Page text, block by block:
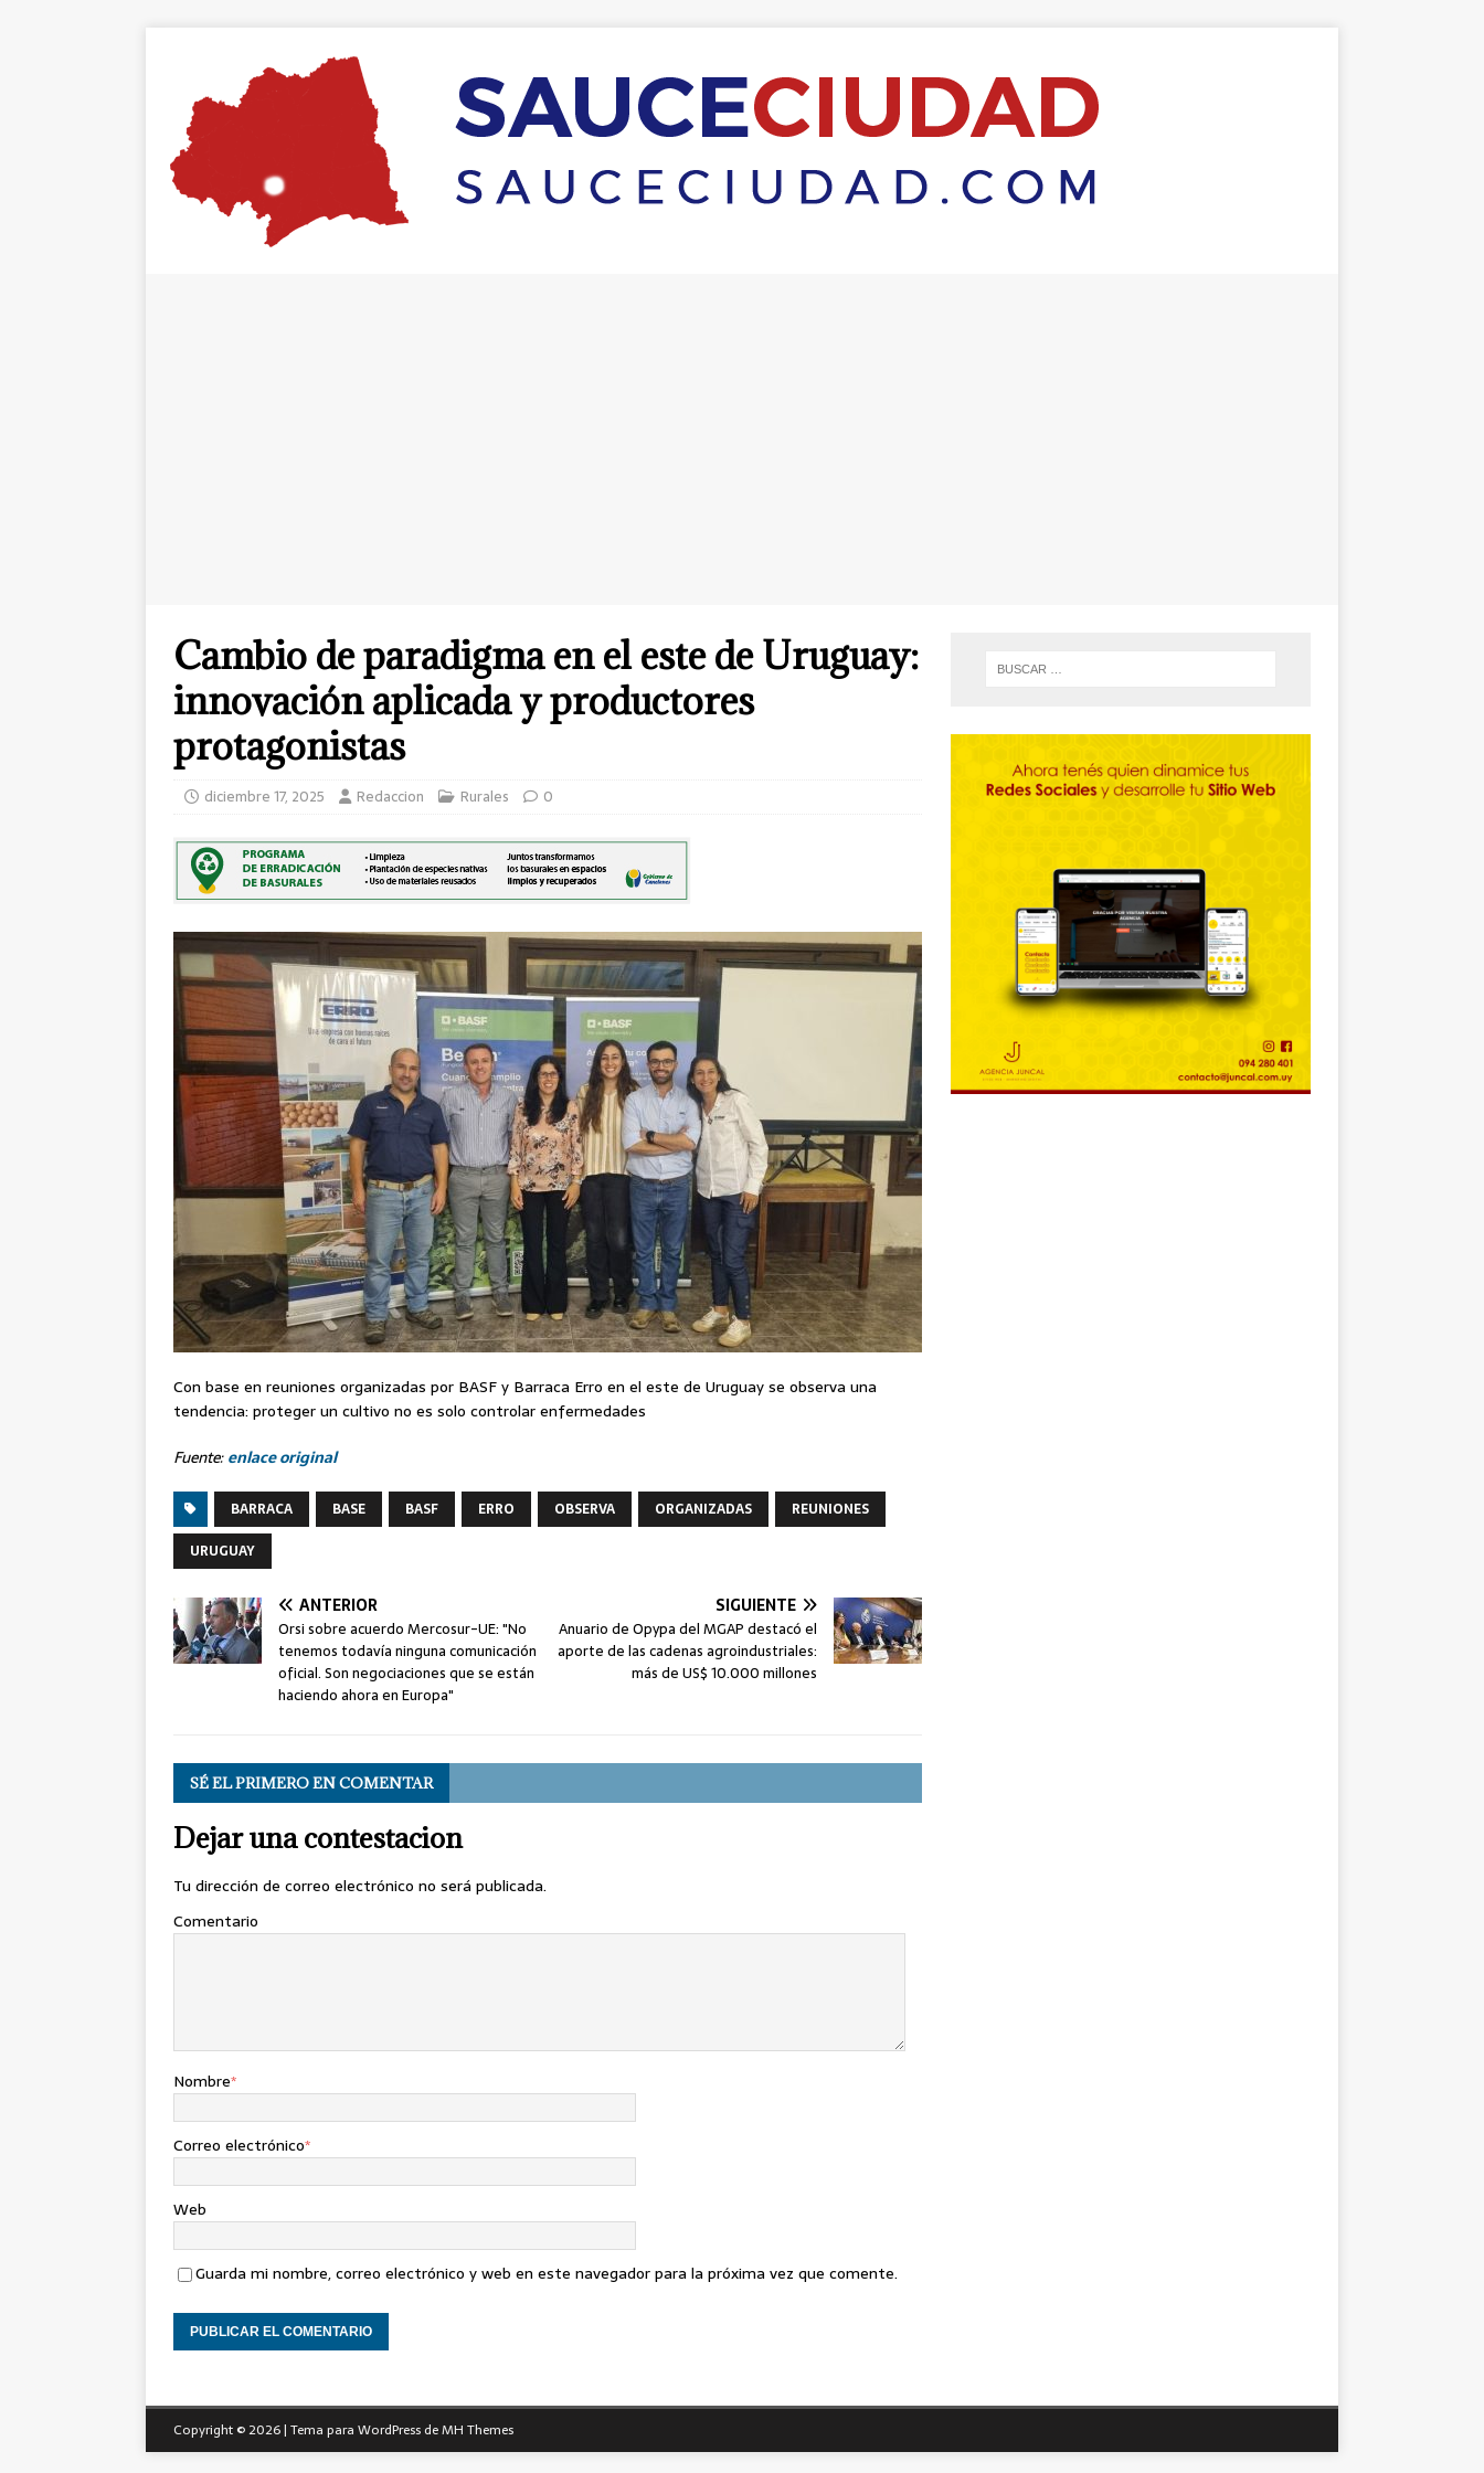
Cambio de paradigma en el este de Uruguay:
innovación aplicada y productores
protagonistas
diciembre 17, 2025 Redaccion Rurales 0
Con base en reuniones organizadas por BASF y Barraca Erro en el este de Uruguay se observa una
tendencia: proteger un cultivo no es solo controlar enfermedades
Fuente:enlace original
BARRACA BASE BASF ERRO OBSERVA ORGANIZADAS
REUNIONES
URUGUAY
ANTERIOR
Orsi sobre acuerdo Mercosur-UE: "No
tenemos todavía ninguna comunicación
oficial. Son negociaciones que se están
haciendo ahora en Europa"
SIGUIENTE
Anuario de Opypa del MGAP destacó el
aporte de las cadenas agroindustriales:
más de US$ 10.000 millones
SÉ EL PRIMERO EN COMENTAR
Dejar una contestacion
Tu dirección de correo electrónico no será publicada.
Comentario
Nombre*
Correo electrónico*
Web
Guarda mi nombre, correo electrónico y web en este navegador para la próxima vez que comente.
Copyright © 2026 | Tema para WordPress deMH Themes